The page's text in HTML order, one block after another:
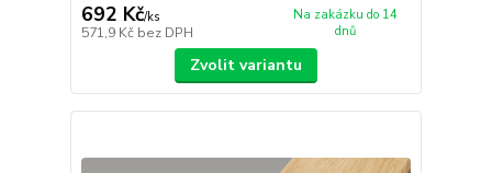
692 Kč/ks
571,9 Kč bez DPH
Na zakázku do 14
dnů
Zvolit variantu